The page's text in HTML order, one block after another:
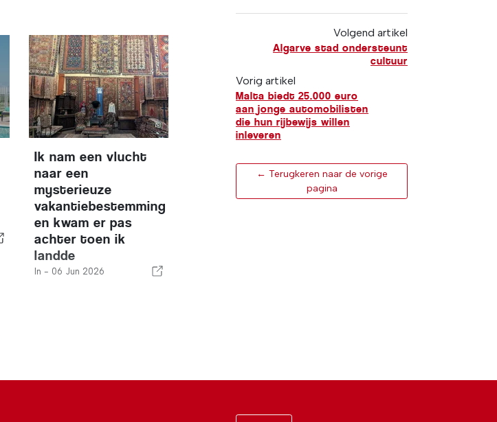
Ik nam een vlucht
naar een
mysterieuze
vakantiebestemming
en kwam er pas
achter toen ik
landde
In - 06 Jun 2026
Volgend artikel
Algarve stad ondersteunt
cultuur
Vorig artikel
Malta biedt 25.000 euro
aan jonge automobilisten
die hun rijbewijs willen
inleveren
← Terugkeren naar de vorige
pagina